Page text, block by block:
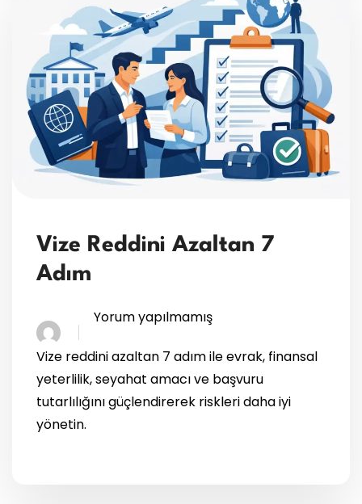
Vize Reddini Azaltan 7
Adım
Yorum yapılmamış
Vize reddini azaltan 7 adım ile evrak, finansal
yeterlilik, seyahat amacı ve başvuru
tutarlılığını güçlendirerek riskleri daha iyi
yönetin.